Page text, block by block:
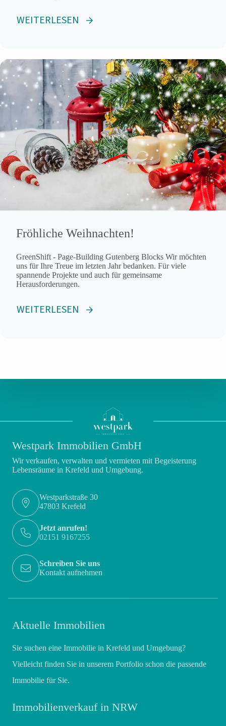
WEITERLESEN
Fröhliche Weihnachten!
GreenShift - Page-Building Gutenberg Blocks Wir möchten
uns für Ihre Treue im letzten Jahr bedanken. Für viele
spannende Projekte und auch für gemeinsame
Herausforderungen.
WEITERLESEN
Westpark Immobilien GmbH
Wir verkaufen, verwalten und vermieten mit Begeisterung
Lebensräume in Krefeld und Umgebung.
Westparkstraße 30
47803 Krefeld
Jetzt anrufen!
02151 9167255
Schreiben Sie uns
Kontakt aufnehmen
Aktuelle Immobilien
Sie suchen eine Immobilie in Krefeld und Umgebung?
Vielleicht finden Sie in unserem Portfolio schon die passende
Immobilie für Sie.
Immobilienverkauf in NRW